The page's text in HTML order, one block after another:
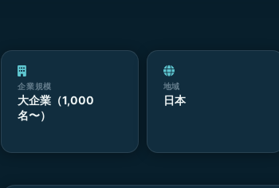
企業規模
大企業（1,000
名〜）
地域
日本